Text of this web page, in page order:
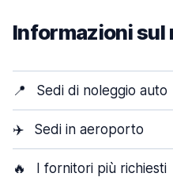
Informazioni sul
📍 Sedi di noleggio auto
✈️ Sedi in aeroporto
🔥 I fornitori più richiesti